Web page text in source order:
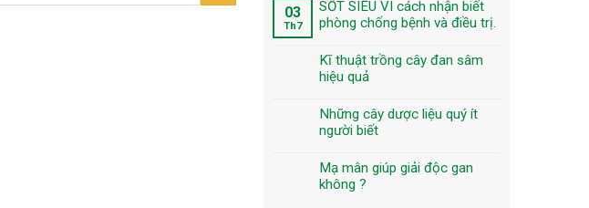
03
Th7
SỐT SIÊU VI cách nhận biết
phòng chống bệnh và điều trị.
Kĩ thuật trồng cây đan sâm
hiệu quả
Những cây dược liệu quý ít
người biết
Mạ mân giúp giải độc gan
không ?